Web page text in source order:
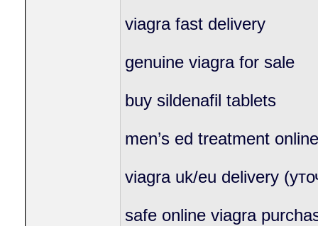
viagra fast delivery
genuine viagra for sale
buy sildenafil tablets
men’s ed treatment online
viagra uk/eu delivery
safe online viagra